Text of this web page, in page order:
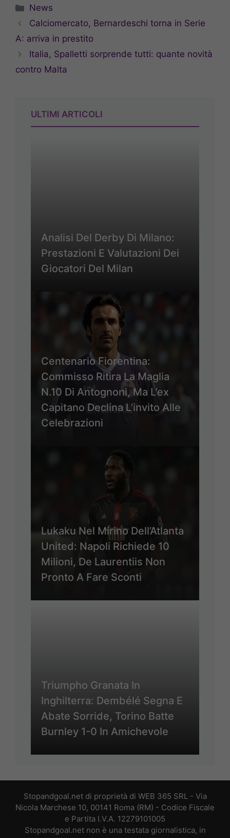
Categorie
News
Calciomercato, Bernardeschi torna in Serie
A: arriva in prestito
Italia, Spalletti sorprende tutti: quante novità
contro Malta
ULTIMI ARTICOLI
Analisi Del Derby Di Milano:
Prestazioni E Valutazioni Dei
Giocatori Del Milan
Centenario Fiorentina:
Commisso Ritira La Maglia
N.10 Di Antognoni, Ma L’ex
Capitano Declina L’invito Alle
Celebrazioni
Lukaku Nel Mirino Dell’Atlanta
United: Napoli Richiede 10
Milioni, De Laurentiis Non
Pronto A Fare Sconti
Triumpho Granata In
Inghilterra: Dembélé Segna E
Abate Sorride, Torino Batte
Burnley 1-0 In Amichevole
Stopandgoal.net di proprietà di WEB 365 SRL - Via
Nicola Marchese 10, 00141 Roma (RM) - Codice Fiscale
e Partita I.V.A. 12279101005
Stopandgoal.net non è una testata giornalistica, in